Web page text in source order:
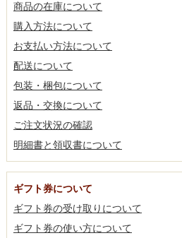
商品の在庫について
購入方法について
お支払い方法について
配送について
包装・梱包について
返品・交換について
ご注文状況の確認
明細書と領収書について
ギフト券について
ギフト券の受け取りについて
ギフト券の使い方について